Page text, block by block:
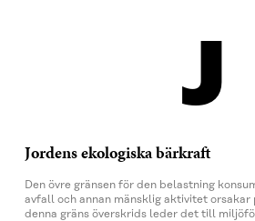
J
Jordens ekologiska bärkraft
Den övre gränsen för den belastning
avfall och annan mänsklig aktivitet orsakar
denna gräns överskrids leder det till